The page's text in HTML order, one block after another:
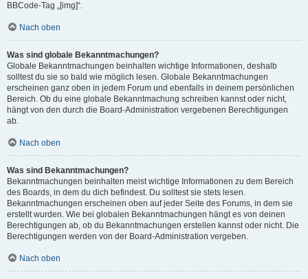
BBCode-Tag „[img]“.
Nach oben
Was sind globale Bekanntmachungen?
Globale Bekanntmachungen beinhalten wichtige Informationen, deshalb
solltest du sie so bald wie möglich lesen. Globale Bekanntmachungen
erscheinen ganz oben in jedem Forum und ebenfalls in deinem persönlichen
Bereich. Ob du eine globale Bekanntmachung schreiben kannst oder nicht,
hängt von den durch die Board-Administration vergebenen Berechtigungen
ab.
Nach oben
Was sind Bekanntmachungen?
Bekanntmachungen beinhalten meist wichtige Informationen zu dem Bereich
des Boards, in dem du dich befindest. Du solltest sie stets lesen.
Bekanntmachungen erscheinen oben auf jeder Seite des Forums, in dem sie
erstellt wurden. Wie bei globalen Bekanntmachungen hängt es von deinen
Berechtigungen ab, ob du Bekanntmachungen erstellen kannst oder nicht. Die
Berechtigungen werden von der Board-Administration vergeben.
Nach oben